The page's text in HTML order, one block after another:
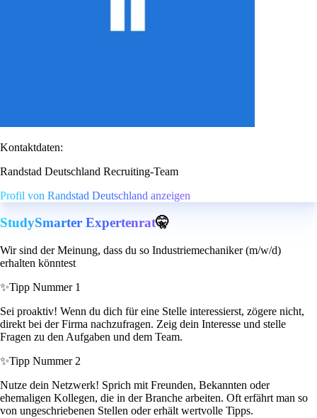
Kontaktdaten:
Randstad Deutschland Recruiting-Team
Profil von Randstad Deutschland anzeigen
StudySmarter Expertenrat🤫
Wir sind der Meinung, dass du so Industriemechaniker (m/w/d)
erhalten könntest
✨Tipp Nummer 1
Sei proaktiv! Wenn du dich für eine Stelle interessierst, zögere nicht,
direkt bei der Firma nachzufragen. Zeig dein Interesse und stelle
Fragen zu den Aufgaben und dem Team.
✨Tipp Nummer 2
Nutze dein Netzwerk! Sprich mit Freunden, Bekannten oder
ehemaligen Kollegen, die in der Branche arbeiten. Oft erfährt man so
von ungeschriebenen Stellen oder erhält wertvolle Tipps.